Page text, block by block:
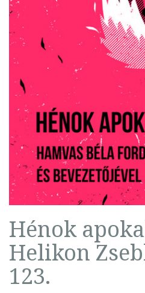
Hénok
Helikon
123.